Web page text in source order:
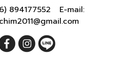
894177552 E-mail: